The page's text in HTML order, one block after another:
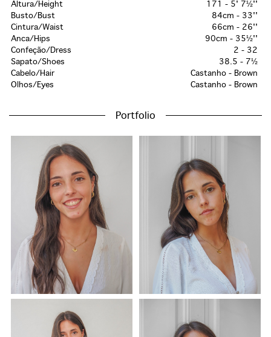
Altura/Height
171 - 5' 7½''
Busto/Bust
84cm - 33''
Cintura/Waist
66cm - 26''
Anca/Hips
90cm - 35½''
Confeção/Dress
2 - 32
Sapato/Shoes
38.5 - 7½
Cabelo/Hair
Castanho - Brown
Olhos/Eyes
Castanho - Brown
Portfolio